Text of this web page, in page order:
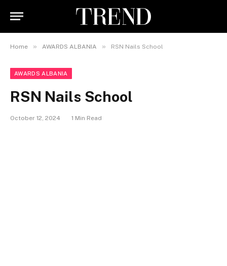
Home » AWARDS ALBANIA » RSN Nails School
AWARDS ALBANIA
RSN Nails School
October 12, 2024 1 Min Read